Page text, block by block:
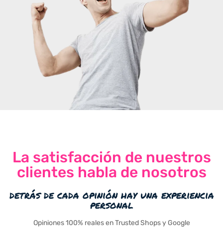
La satisfacción de nuestros
clientes habla de nosotros
detrás de cada opinión hay una experiencia
personal
Opiniones 100% reales en Trusted Shops y Google